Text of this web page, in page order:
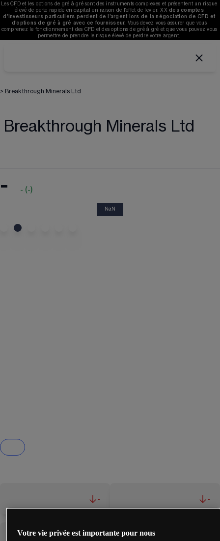
Les CFD et les options de gré à gré sont des instruments complexes et présentent un risque
élevé de perte rapide en capital en raison de l’effet de levier. XX des comptes
d’investisseurs particuliers perdent de l’argent lors de la négociation de CFD et
d’options de gré à gré avec ce fournisseur. Vous devez vous assurer que vous
comprenez le fonctionnement des CFD et des options de gré à gré et que vous pouvez vous
permettre de prendre le risque élevé de perdre votre argent.
> Breakthrough Minerals Ltd
Breakthrough Minerals Ltd
- - (-)
NaN
- -
Votre vie privée est importante pour nous